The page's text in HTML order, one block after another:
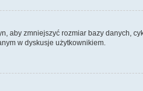
aby zmniejszyć rozmiar bazy danych,
w dyskusje użytkownikiem.